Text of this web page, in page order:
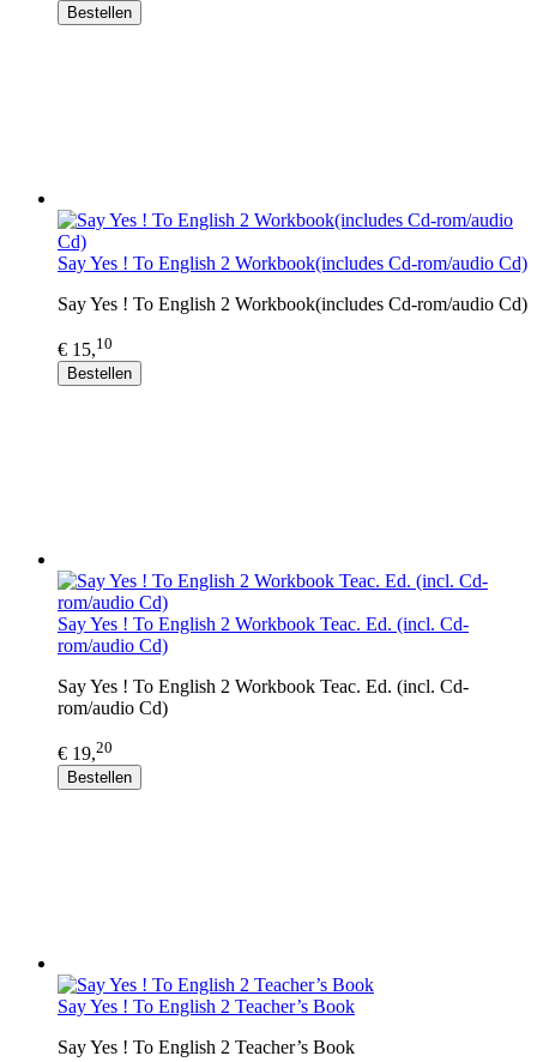
Bestellen
Say Yes ! To English 2 Workbook(includes Cd-rom/audio Cd)
Say Yes ! To English 2 Workbook(includes Cd-rom/audio Cd)
€ 15,10
Bestellen
Say Yes ! To English 2 Workbook Teac. Ed. (incl. Cd-
rom/audio Cd)
Say Yes ! To English 2 Workbook Teac. Ed. (incl. Cd-
rom/audio Cd)
€ 19,20
Bestellen
Say Yes ! To English 2 Teacher’s Book
Say Yes ! To English 2 Teacher’s Book